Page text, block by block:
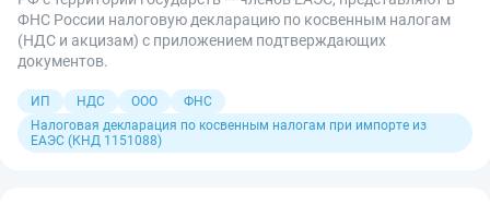
ФНС России налоговую декларацию по косвенным налогам
(НДС и акцизам) с приложением подтверждающих
документов.
ИП НДС ООО
ФНС
Налоговая декларация по косвенным налогам при импорте из
ЕАЭС (КНД 1151088)